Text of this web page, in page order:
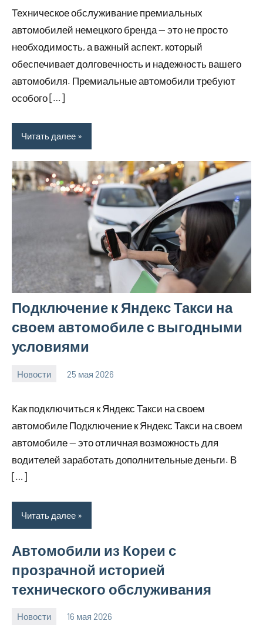
Техническое обслуживание премиальных
автомобилей немецкого бренда — это не просто
необходимость, а важный аспект, который
обеспечивает долговечность и надежность вашего
автомобиля. Премиальные автомобили требуют
особого […]
Читать далее
Подключение к Яндекс Такси на
своем автомобиле с выгодными
условиями
Новости 25 мая 2026
Как подключиться к Яндекс Такси на своем
автомобиле Подключение к Яндекс Такси на своем
автомобиле — это отличная возможность для
водителей заработать дополнительные деньги. В
[…]
Читать далее
Автомобили из Кореи с
прозрачной историей
технического обслуживания
Новости 16 мая 2026